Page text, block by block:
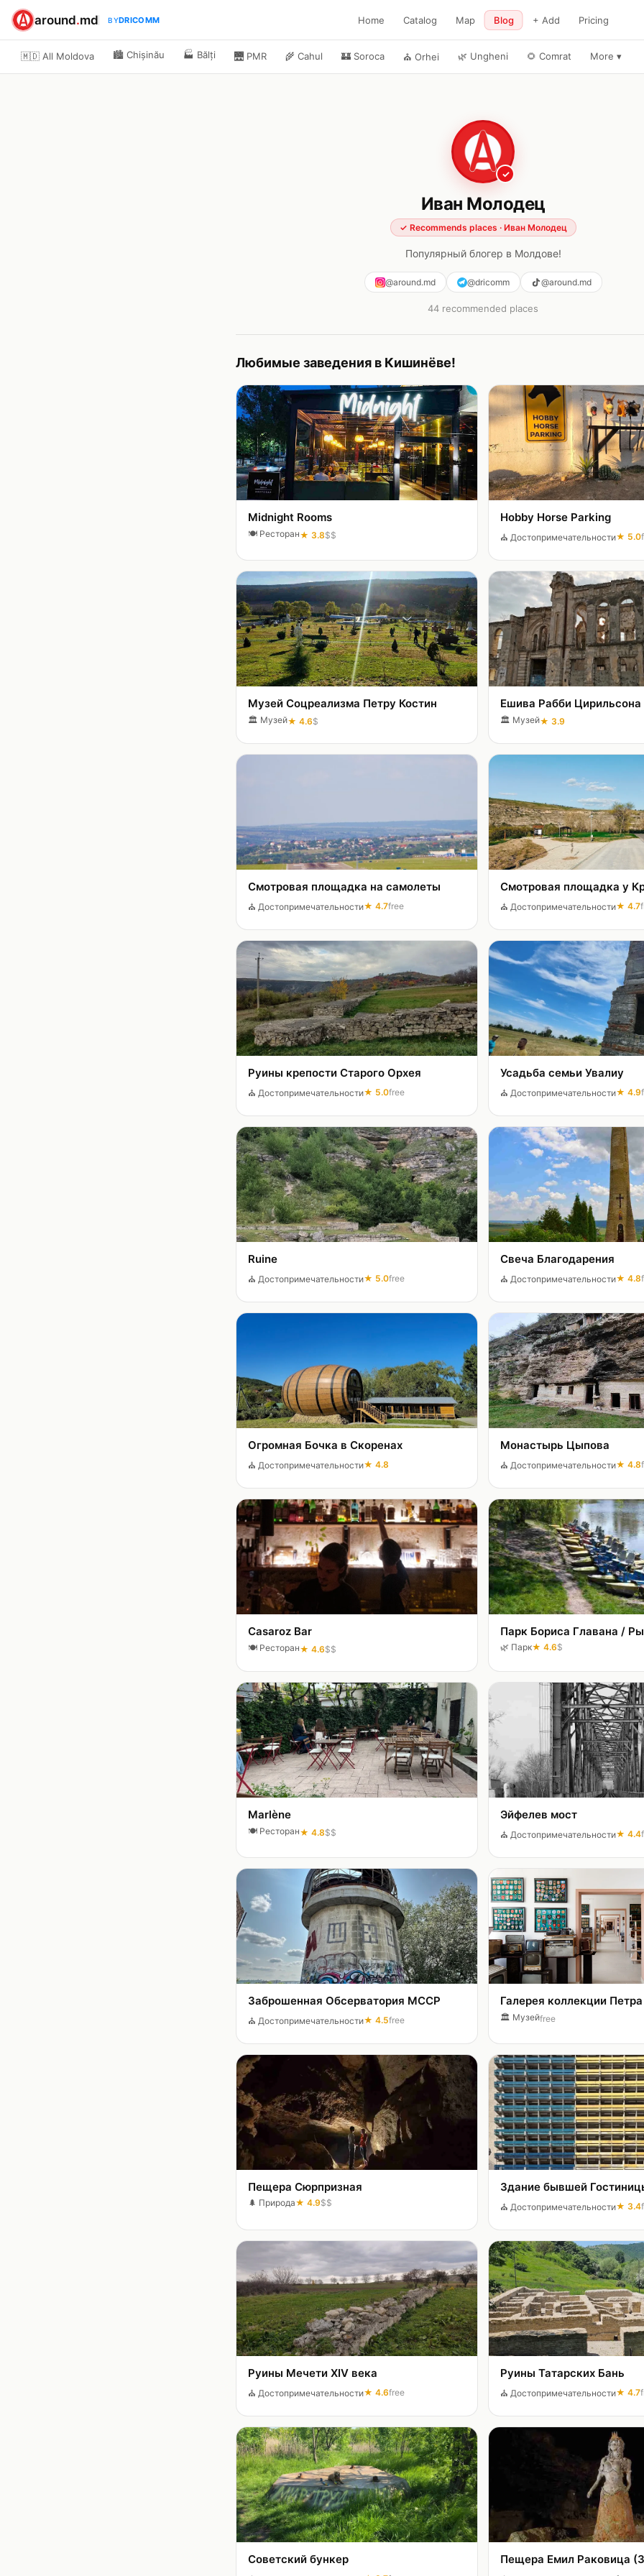
around.md BYDRICOMM Home Catalog Map Blog + Add Pricing
🇲🇩 All Moldova 🏙️ Chișinău 🏭 Bălți 🌉 PMR 🌾 Cahul 🏰 Soroca ⛪ Orhei 🌿 Ungheni 🌻 Comrat More ▾
✓
Иван Молодец
✓ Recommends places · Иван Молодец
Популярный блогер в Молдове!
@around.md @dricomm @around.md
44 recommended places
Любимые заведения в Кишинёве!
Midnight Rooms
🍽️ Ресторан★ 3.8$$
Hobby Horse Parking
⛪ Достопримечательности★ 5.0
Музей Соцреализма Петру Костин
🏛️ Музей★ 4.6$
Ешива Рабби Цирильсона
🏛️ Музей★ 3.9
Смотровая площадка нa самолеты
⛪ Достопримечательности★ 4.7free ⛪ Достопримечательности★ 4.7
Руины крепости Старого Орхея
⛪ Достопримечательности★ 5.0free
Усадьба семьи Увалиу
⛪ Достопримечательности★ 4.9
Ruine
⛪ Достопримечательности★ 5.0free
Свеча Благодарения
⛪ Достопримечательности★ 4.8
Огромная Бочка в Скоренах
⛪ Достопримечательности★ 4.8
Монастырь Цыпова
⛪ Достопримечательности★ 4.8
Casaroz Bar
🍽️ Ресторан★ 4.6$$
Парк Бориса Главана /
🌿 Парк★ 4.6$
Marlène
🍽️ Ресторан★ 4.8$$
Эйфелев мост
⛪ Достопримечательности★ 4.4
Заброшенная Обсерватория МССР
⛪ Достопримечательности★ 4.5free
Галерея коллекции
🏛️ Музейfree
Пещера Сюрпризная
🌲 Природа★ 4.9$$
Здание бывшей
⛪ Достопримечательности★ 3.4
Руины Мечети XIV века
⛪ Достопримечательности★ 4.6free
Руины Татарских Бань
⛪ Достопримечательности★ 4.7
Советский бункер Пещера Емил Раковица